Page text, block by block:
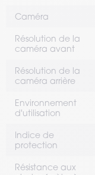
Caméra
Résolution de la
caméra avant
Résolution de la
caméra arrière
Environnement
d'utilisation
Indice de
protection
Résistance aux